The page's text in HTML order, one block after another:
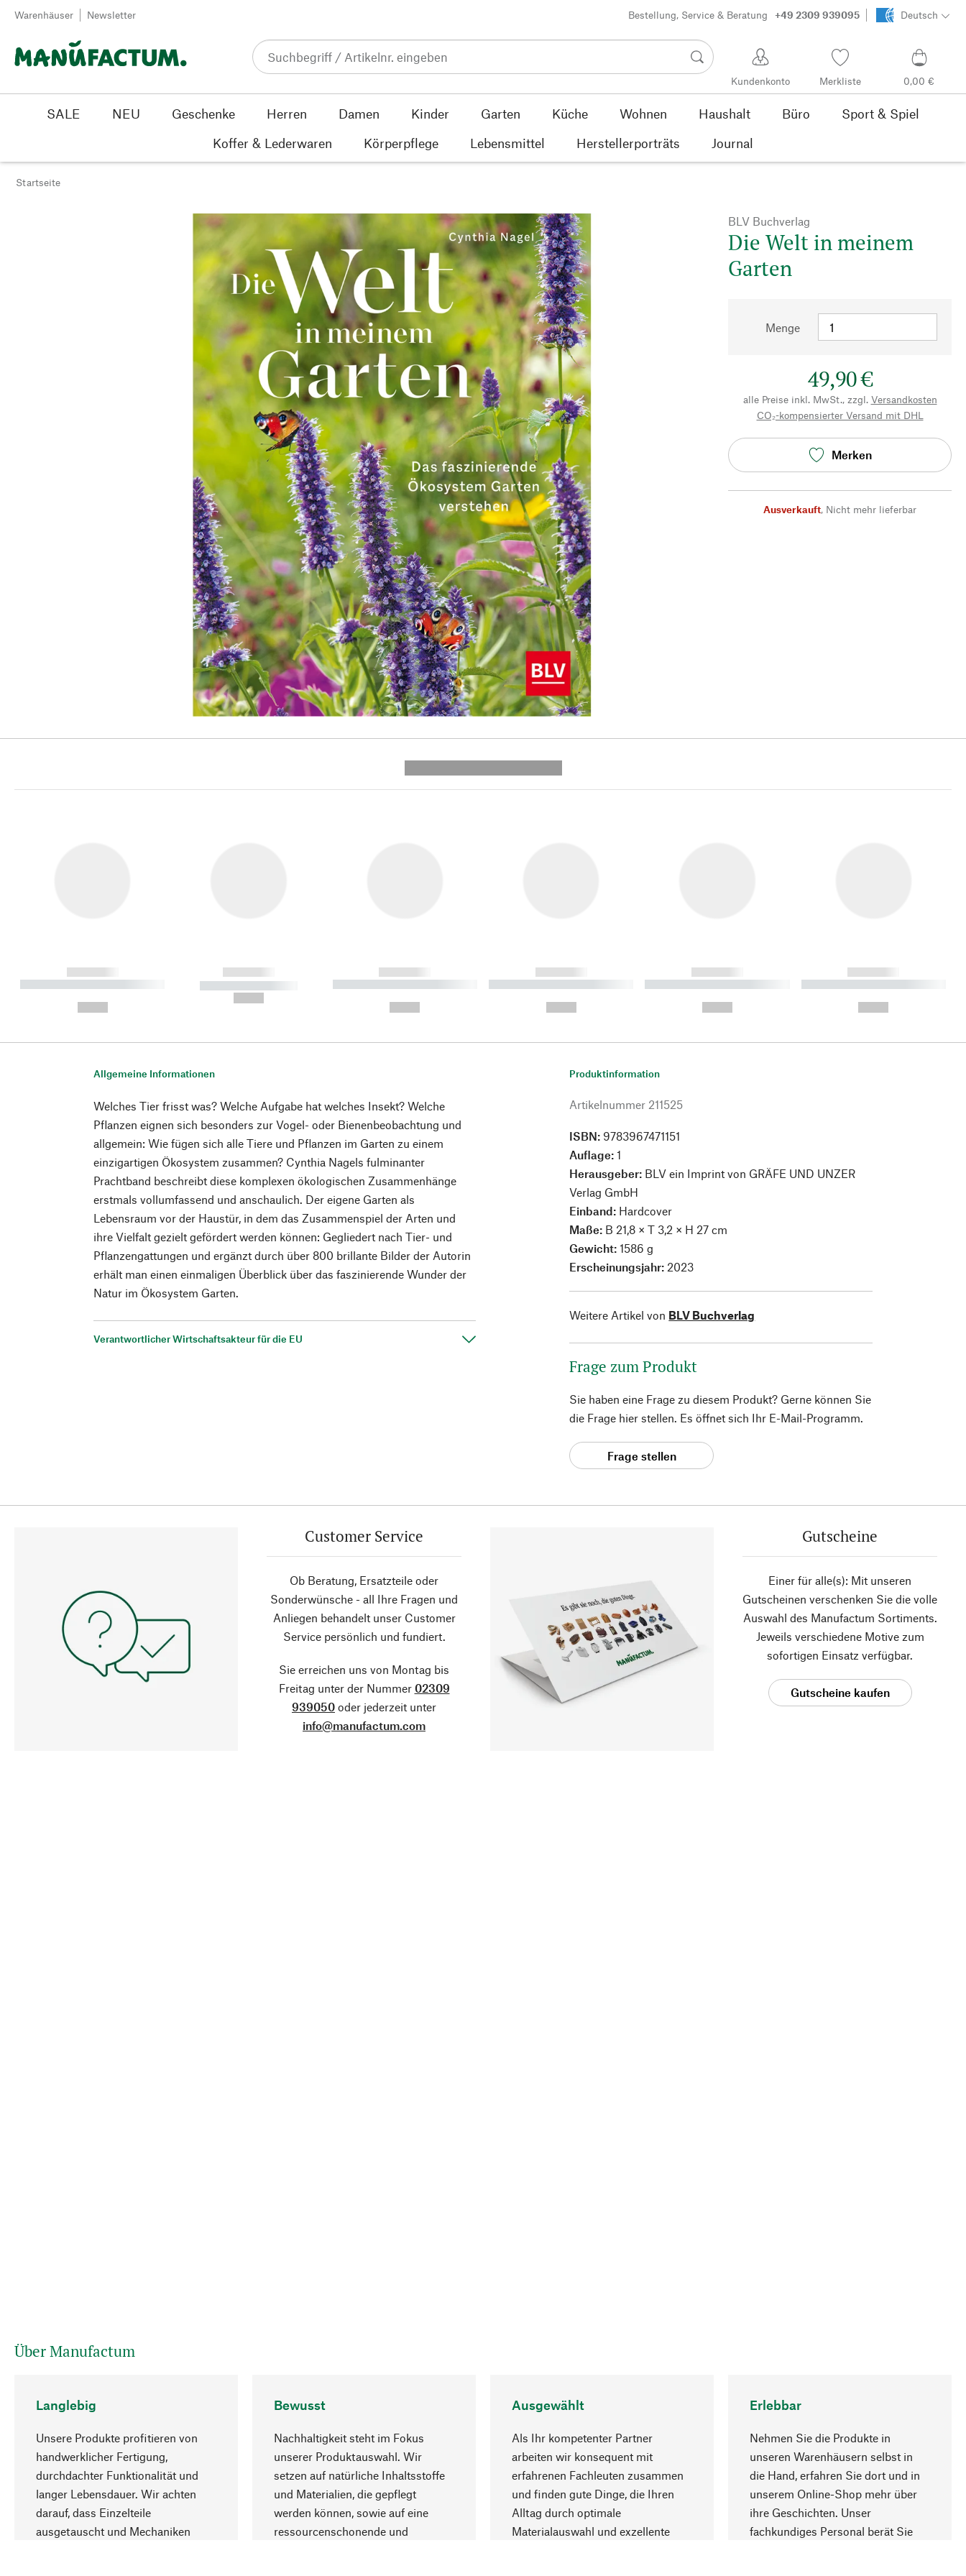
Zum Inhalt springen
Warenhäuser Newsletter Bestellung, Service & Beratung +49 2309 939095 Deutsch
Kundenkonto Merkliste 0,00 €
SALE NEU Geschenke Herren Damen Kinder Garten Küche Wohnen Haushalt Büro
Sport & Spiel
Koffer & Lederwaren
Körperpflege Lebensmittel Herstellerporträts Journal
Startseite
BLV Buchverlag
Die Welt in meinem
Garten
Menge
49,90 €
alle Preise inkl. MwSt., zzgl. Versandkosten
CO₂-kompensierter Versand mit DHL
Merken
Ausverkauft, Nicht mehr lieferbar
------------
----------- ----------- ----------
------------
----------- -----------
------------
----------- ----------- ----------
------------
----------- ----------- ----------
------------
----------- ----------- ----------
------------
----------- ----------- ----------
Allgemeine Informationen
Welches Tier frisst was? Welche Aufgabe hat welches Insekt? Welche
Pflanzen eignen sich besonders zur Vogel- oder Bienenbeobachtung und
allgemein: Wie fügen sich alle Tiere und Pflanzen im Garten zu einem
einzigartigen Ökosystem zusammen? Cynthia Nagels fulminanter
Prachtband beschreibt diese komplexen ökologischen Zusammenhänge
erstmals vollumfassend und anschaulich. Der eigene Garten als
Lebensraum vor der Haustür, in dem das Zusammenspiel der Arten und
ihre Vielfalt gezielt gefördert werden können: Gegliedert nach Tier- und
Pflanzengattungen und ergänzt durch über 800 brillante Bilder der Autorin
erhält man einen einmaligen Überblick über das faszinierende Wunder der
Natur im Ökosystem Garten.
Verantwortlicher Wirtschaftsakteur für die EU
Produktinformation
Artikelnummer 211525
ISBN: 9783967471151
Auflage:1
Herausgeber: BLV ein Imprint von GRÄFE UND UNZER
Verlag GmbH
Einband: Hardcover
Maße: B 21,8 × T 3,2 × H 27 cm
Gewicht:1586 g
Erscheinungsjahr: 2023
Weitere Artikel von BLV Buchverlag
Frage zum Produkt
Sie haben eine Frage zu diesem Produkt? Gerne können Sie
die Frage hier stellen. Es öffnet sich Ihr E-Mail-Programm.
Frage stellen
Customer Service
Ob Beratung, Ersatzteile oder
Sonderwünsche - all Ihre Fragen und
Anliegen behandelt unser Customer
Service persönlich und fundiert.
Sie erreichen uns von Montag bis
Freitag unter der Nummer 02309
939050 oder jederzeit unter
info@manufactum.com
Gutscheine
Einer für alle(s): Mit unseren
Gutscheinen verschenken Sie die volle
Auswahl des Manufactum Sortiments.
Jeweils verschiedene Motive zum
sofortigen Einsatz verfügbar.
Gutscheine kaufen
Über Manufactum
Langlebig
Unsere Produkte profitieren von
handwerklicher Fertigung,
durchdachter Funktionalität und
langer Lebensdauer. Wir achten
darauf, dass Einzelteile
ausgetauscht und Mechaniken
Bewusst
Nachhaltigkeit steht im Fokus
unserer Produktauswahl. Wir
setzen auf natürliche Inhaltsstoffe
und Materialien, die gepflegt
werden können, sowie auf eine
ressourcenschonende und
Ausgewählt
Als Ihr kompetenter Partner
arbeiten wir konsequent mit
erfahrenen Fachleuten zusammen
und finden gute Dinge, die Ihren
Alltag durch optimale
Materialauswahl und exzellente
Erlebbar
Nehmen Sie die Produkte in
unseren Warenhäusern selbst in
die Hand, erfahren Sie dort und in
unserem Online-Shop mehr über
ihre Geschichten. Unser
fachkundiges Personal berät Sie